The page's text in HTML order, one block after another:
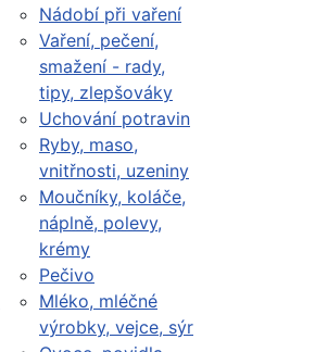
Nádobí při vaření
Vaření, pečení,
smažení - rady,
tipy, zlepšováky
Uchování potravin
Ryby, maso,
vnitřnosti, uzeniny
Moučníky, koláče,
náplně, polevy,
krémy
Pečivo
Mléko, mléčné
výrobky, vejce, sýr